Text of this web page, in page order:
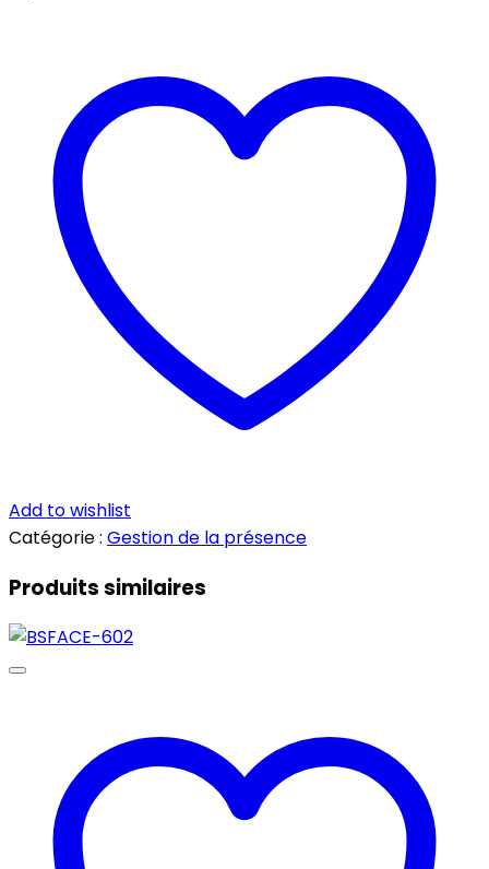
Add to wishlist
Catégorie : Gestion de la présence
Produits similaires